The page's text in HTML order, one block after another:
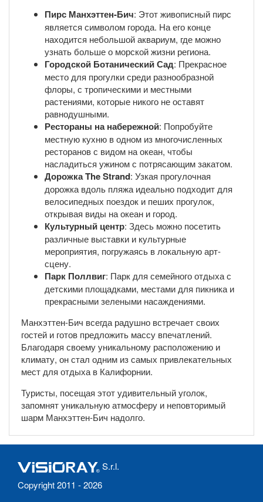
Пирс Манхэттен-Бич: Этот живописный пирс
является символом города. На его конце
находится небольшой аквариум, где можно
узнать больше о морской жизни региона.
Городской Ботанический Сад: Прекрасное
место для прогулки среди разнообразной
флоры, с тропическими и местными
растениями, которые никого не оставят
равнодушными.
Рестораны на набережной: Попробуйте
местную кухню в одном из многочисленных
ресторанов с видом на океан, чтобы
насладиться ужином с потрясающим закатом.
Дорожка The Strand: Узкая прогулочная
дорожка вдоль пляжа идеально подходит для
велосипедных поездок и пеших прогулок,
открывая виды на океан и город.
Культурный центр: Здесь можно посетить
различные выставки и культурные
мероприятия, погружаясь в локальную арт-
сцену.
Парк Поллвиг: Парк для семейного отдыха с
детскими площадками, местами для пикника и
прекрасными зелеными насаждениями.
Манхэттен-Бич всегда радушно встречает своих
гостей и готов предложить массу впечатлений.
Благодаря своему уникальному расположению и
климату, он стал одним из самых привлекательных
мест для отдыха в Калифорнии.
Туристы, посещая этот удивительный уголок,
запомнят уникальную атмосферу и неповторимый
шарм Манхэттен-Бич надолго.
S.r.l.
Copyright 2011 - 2026